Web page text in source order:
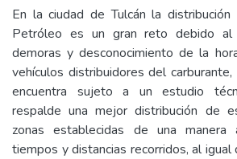
En la ciudad de Tulcán la
Petróleo es un gran reto debido al
demoras y desconocimiento de la
vehículos distribuidores del
encuentra sujeto a un estudio
respalde una mejor distribución de
zonas establecidas de una manera
tiempos y distancias recorridos, al